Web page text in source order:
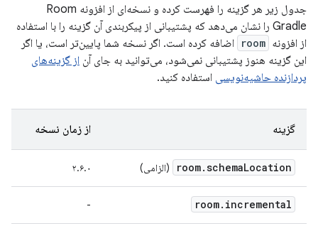
جدول زیر هر گزینه را فهرست کرده و نسخه‌ای از افزونه Room
Gradle را نشان می‌دهد که پشتیبانی از پیکربندی آن گزینه را با استفاده
از افزونه room
اضافه کرده است. اگر نسخه شما پایین‌تر است، یا اگر
این گزینه هنوز پشتیبانی نمی‌شود، می‌توانید به جای آن از گزینه‌های
پردازنده حاشیه‌نویسی استفاده کنید.
گزینه از زمان نسخه
room.schemaLocation (الزامی) ۲.۶.۰
room. incremental
-